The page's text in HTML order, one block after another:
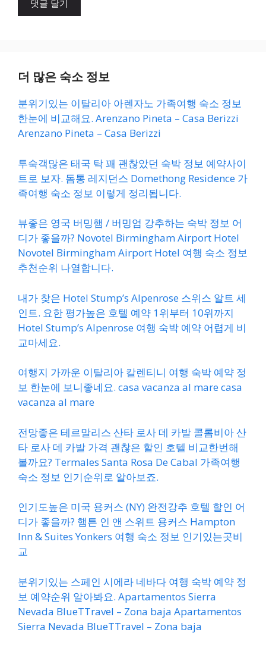
더 많은 숙소 정보
분위기있는 이탈리아 아렌자노 가족여행 숙소 정보
한눈에 비교해요. Arenzano Pineta – Casa Berizzi
Arenzano Pineta – Casa Berizzi
투숙객많은 태국 탁 꽤 괜찮았던 숙박 정보 예약사이
트로 보자. 돔통 레지던스 Domethong Residence 가
족여행 숙소 정보 이렇게 정리됩니다.
뷰좋은 영국 버밍햄 / 버밍엄 강추하는 숙박 정보 어
디가 좋을까? Novotel Birmingham Airport Hotel
Novotel Birmingham Airport Hotel 여행 숙소 정보
추천순위 나열합니다.
내가 찾은 Hotel Stump’s Alpenrose 스위스 알트 세
인트. 요한 평가높은 호텔 예약 1위부터 10위까지
Hotel Stump’s Alpenrose 여행 숙박 예약 어렵게 비
교마세요.
여행지 가까운 이탈리아 칼렌티니 여행 숙박 예약 정
보 한눈에 보니좋네요. casa vacanza al mare casa
vacanza al mare
전망좋은 테르말리스 산타 로사 데 카발 콜롬비아 산
타 로사 데 카발 가격 괜찮은 할인 호텔 비교한번해
볼까요? Termales Santa Rosa De Cabal 가족여행
숙소 정보 인기순위로 알아보죠.
인기도높은 미국 용커스 (NY) 완전강추 호텔 할인 어
디가 좋을까? 햄튼 인 앤 스위트 용커스 Hampton
Inn & Suites Yonkers 여행 숙소 정보 인기있는곳비
교
분위기있는 스페인 시에라 네바다 여행 숙박 예약 정
보 예약순위 알아봐요. Apartamentos Sierra
Nevada BlueTTravel – Zona baja Apartamentos
Sierra Nevada BlueTTravel – Zona baja